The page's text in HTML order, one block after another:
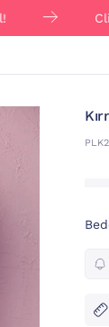
Click &